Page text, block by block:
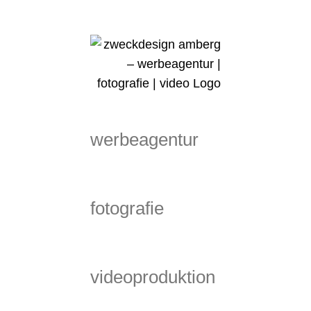
werbeagentur
fotografie
videoproduktion